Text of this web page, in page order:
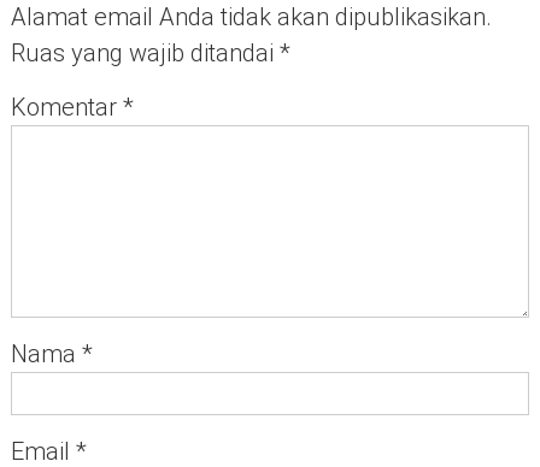
Alamat email Anda tidak akan dipublikasikan.
Ruas yang wajib ditandai *
Komentar *
Nama *
Email *